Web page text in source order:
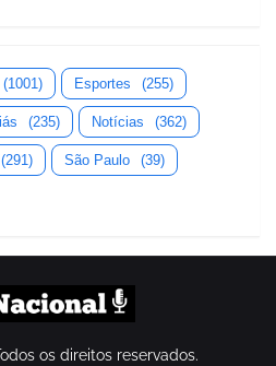
(1001) Esportes (255)
(235) Notícias (362)
(291) São Paulo (39)
os direitos reservados.